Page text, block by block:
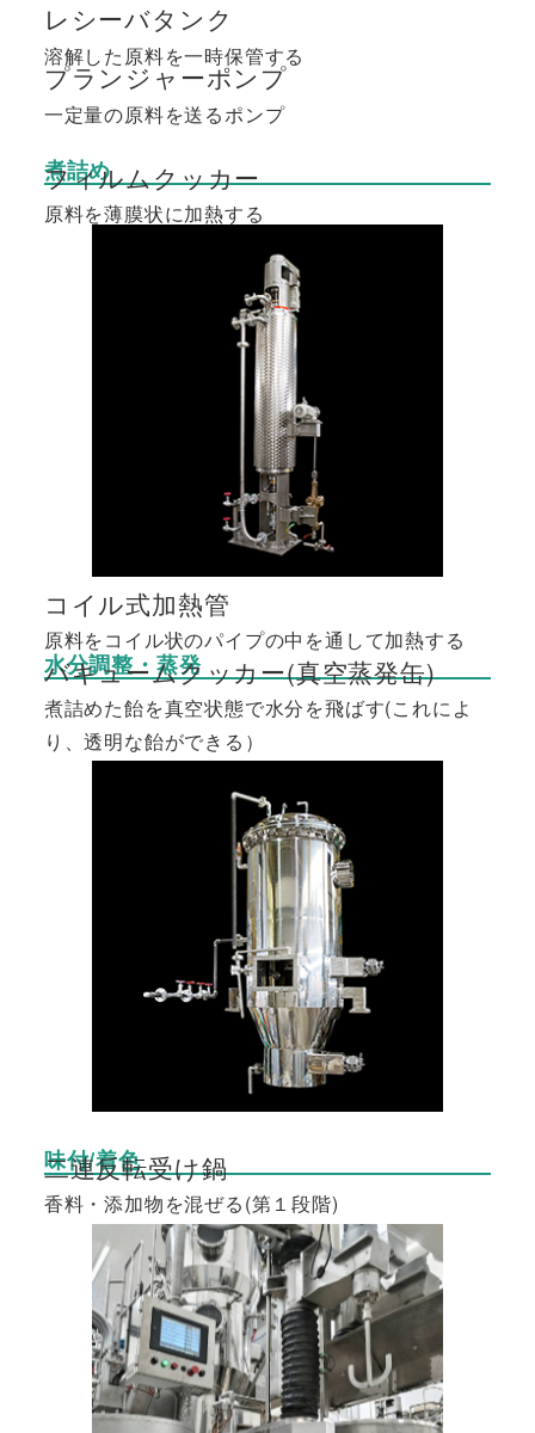
レシーバタンク
溶解した原料を一時保管する
プランジャーポンプ
一定量の原料を送るポンプ
煮詰め
フィルムクッカー
原料を薄膜状に加熱する
コイル式加熱管
原料をコイル状のパイプの中を通して加熱する
水分調整・蒸発
バキュームクッカー(真空蒸発缶)
煮詰めた飴を真空状態で水分を飛ばす(これによ
り、透明な飴ができる）
味付/着色
二連反転受け鍋
香料・添加物を混ぜる(第１段階)